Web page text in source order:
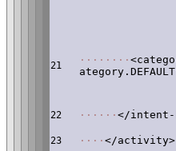
21 · · · · · · · ·
22 · · · · · · </
23 · · · · </activity>